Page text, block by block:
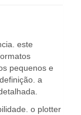
este
pequenos e
a
o plotter